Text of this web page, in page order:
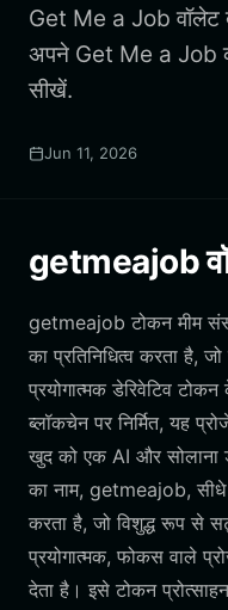
Get Me a Job वॉलेट
अपने Get Me a Job
सीखें.
Jun 11, 2026
getmeajob
getmeajob टोकन मीम
का प्रतिनिधित्व करता है,
प्रयोगात्मक डेरिवेटिव
ब्लॉकचेन पर निर्मित, यह
खुद को एक AI और सोलाना
का नाम, getmeajob, सीधे
करता है, जो विशुद्ध रूप से
प्रयोगात्मक, फोकस वाले
देता है। इसे टोकन